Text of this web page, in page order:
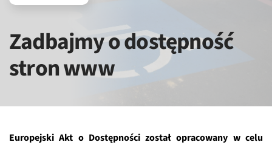
Zadbajmy o dostępność
stron www
Europejski Akt o Dostępności został opracowany w celu